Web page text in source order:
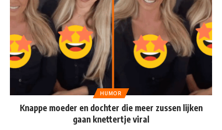
HUMOR
Knappe moeder en dochter die meer zussen lijken
gaan knettertje viral